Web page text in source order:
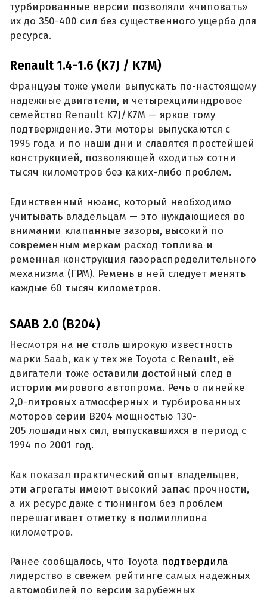
турбированные версии позволяли «чиповать»
их до 350-400 сил без существенного ущерба для
ресурса.
Renault 1.4-1.6 (K7J / K7M)
Французы тоже умели выпускать по-настоящему
надежные двигатели, и четырехцилиндровое
семейство Renault K7J/K7M — яркое тому
подтверждение. Эти моторы выпускаются с
1995 года и по наши дни и славятся простейшей
конструкцией, позволяющей «ходить» сотни
тысяч километров без каких-либо проблем.
Единственный нюанс, который необходимо
учитывать владельцам — это нуждающиеся во
внимании клапанные зазоры, высокий по
современным меркам расход топлива и
ременная конструкция газораспределительного
механизма (ГРМ). Ремень в ней следует менять
каждые 60 тысяч километров.
SAAB 2.0 (B204)
Несмотря на не столь широкую известность
марки Saab, как у тех же Toyota с Renault, её
двигатели тоже оставили достойный след в
истории мирового автопрома. Речь о линейке
2,0-литровых атмосферных и турбированных
моторов серии B204 мощностью 130-
205 лошадиных сил, выпускавшихся в период с
1994 по 2001 год.
Как показал практический опыт владельцев,
эти агрегаты имеют высокий запас прочности,
а их ресурс даже с тюнингом без проблем
перешагивает отметку в полмиллиона
километров.
Ранее сообщалось, что Toyota подтвердила
лидерство в свежем рейтинге самых надежных
автомобилей по версии зарубежных